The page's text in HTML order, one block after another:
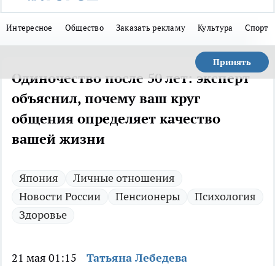
Интересное Общество Заказать рекламу Культура Спорт
Принять
Одиночество после 50 лет: эксперт
объяснил, почему ваш круг
общения определяет качество
вашей жизни
Япония
Личные отношения
Новости России
Пенсионеры
Психология
Здоровье
21 мая 01:15 Татьяна Лебедева